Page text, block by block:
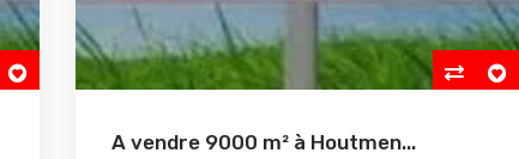
A vendre 9000 m² à Houtmen...